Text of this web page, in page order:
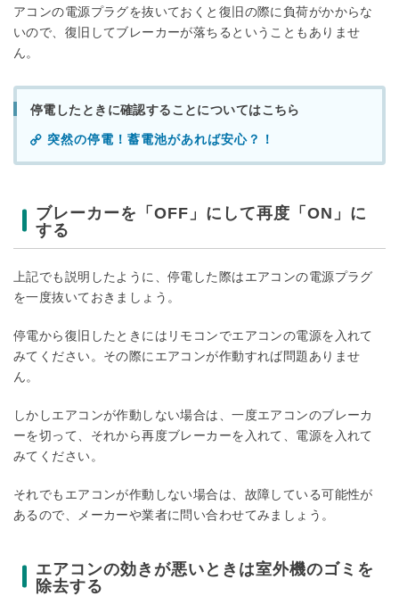
アコンの電源プラグを抜いておくと復旧の際に負荷がかからな
いので、復旧してブレーカーが落ちるということもありませ
ん。
停電したときに確認することについてはこちら
突然の停電！蓄電池があれば安心？！
ブレーカーを「OFF」にして再度「ON」に
する
上記でも説明したように、停電した際はエアコンの電源プラグ
を一度抜いておきましょう。
停電から復旧したときにはリモコンでエアコンの電源を入れて
みてください。その際にエアコンが作動すれば問題ありませ
ん。
しかしエアコンが作動しない場合は、一度エアコンのブレーカ
ーを切って、それから再度ブレーカーを入れて、電源を入れて
みてください。
それでもエアコンが作動しない場合は、故障している可能性が
あるので、メーカーや業者に問い合わせてみましょう。
エアコンの効きが悪いときは室外機のゴミを
除去する